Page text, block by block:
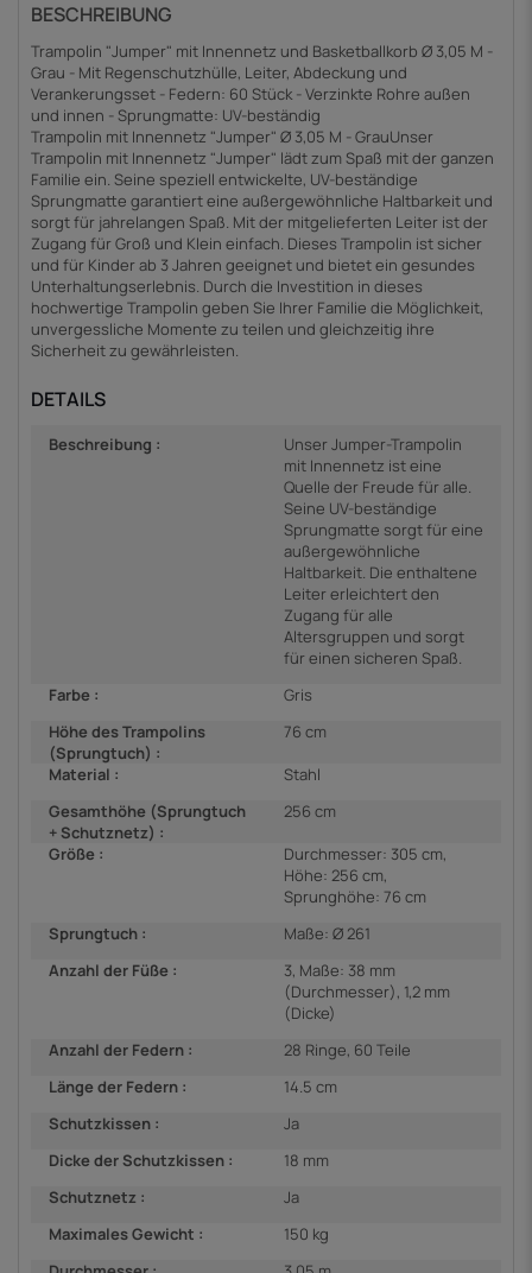
BESCHREIBUNG
Trampolin "Jumper" mit Innennetz und Basketballkorb Ø 3,05 M -
Grau - Mit Regenschutzhülle, Leiter, Abdeckung und
Verankerungsset - Federn: 60 Stück - Verzinkte Rohre außen
und innen - Sprungmatte: UV-beständig
Trampolin mit Innennetz "Jumper" Ø 3,05 M - GrauUnser
Trampolin mit Innennetz "Jumper" lädt zum Spaß mit der ganzen
Familie ein. Seine speziell entwickelte, UV-beständige
Sprungmatte garantiert eine außergewöhnliche Haltbarkeit und
sorgt für jahrelangen Spaß. Mit der mitgelieferten Leiter ist der
Zugang für Groß und Klein einfach. Dieses Trampolin ist sicher
und für Kinder ab 3 Jahren geeignet und bietet ein gesundes
Unterhaltungserlebnis. Durch die Investition in dieses
hochwertige Trampolin geben Sie Ihrer Familie die Möglichkeit,
unvergessliche Momente zu teilen und gleichzeitig ihre
Sicherheit zu gewährleisten.
DETAILS
Beschreibung :
Unser Jumper-Trampolin
mit Innennetz ist eine
Quelle der Freude für alle.
Seine UV-beständige
Sprungmatte sorgt für eine
außergewöhnliche
Haltbarkeit. Die enthaltene
Leiter erleichtert den
Zugang für alle
Altersgruppen und sorgt
für einen sicheren Spaß.
Farbe :
Gris
Höhe des Trampolins
(Sprungtuch) :
76 cm
Material :
Stahl
Gesamthöhe (Sprungtuch
+ Schutznetz) :
256 cm
Größe :
Durchmesser: 305 cm,
Höhe: 256 cm,
Sprunghöhe: 76 cm
Sprungtuch :
Maße: Ø 261
Anzahl der Füße :
3, Maße: 38 mm
(Durchmesser), 1,2 mm
(Dicke)
Anzahl der Federn :
28 Ringe, 60 Teile
Länge der Federn :
14.5 cm
Schutzkissen :
Ja
Dicke der Schutzkissen :
18 mm
Schutznetz :
Ja
Maximales Gewicht :
150 kg